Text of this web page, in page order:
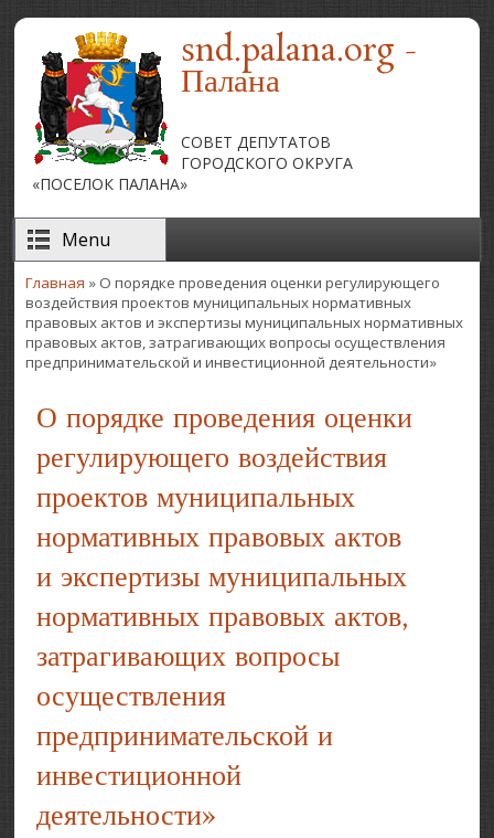
Перейти к основному содержаниюsnd.palana.org -
Палана
СОВЕТ ДЕПУТАТОВ
ГОРОДСКОГО ОКРУГА
«ПОСЕЛОК ПАЛАНА»
Menu
Вы здесь
Главная » О порядке проведения оценки регулирующего
воздействия проектов муниципальных нормативных
правовых актов и экспертизы муниципальных нормативных
правовых актов, затрагивающих вопросы осуществления
предпринимательской и инвестиционной деятельности»
О порядке проведения оценки
регулирующего воздействия
проектов муниципальных
нормативных правовых актов
и экспертизы муниципальных
нормативных правовых актов,
затрагивающих вопросы
осуществления
предпринимательской и
инвестиционной
деятельности»